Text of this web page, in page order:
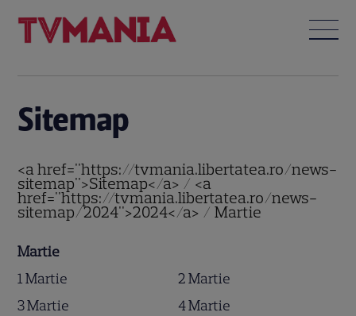
Sitemap
<a href="https://tvmania.libertatea.ro/news-
sitemap">Sitemap</a> / <a
href="https://tvmania.libertatea.ro/news-
sitemap/2024">2024</a> / Martie
Martie
1 Martie
2 Martie
3 Martie
4 Martie